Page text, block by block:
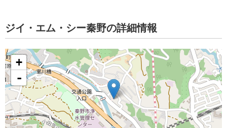
ジイ・エム・シー秦野の詳細情報
+
-